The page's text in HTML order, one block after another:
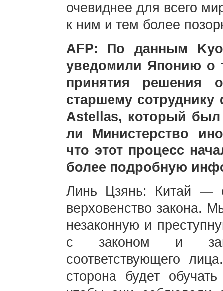
очевиднее для всего
к ним и тем более
AFP: По данным
уведомили Японию о
принятия решения
старшему
Astellas, который был
ли Министерство
что этот процесс
более подробную
Линь Цзянь: Китай —
верховенство закона.
незаконную и
с законом и
соответствующего
сторона будет